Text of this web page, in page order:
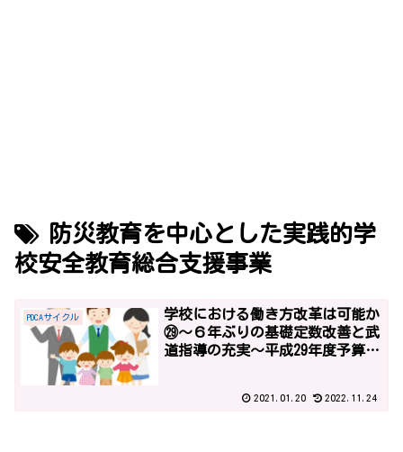
防災教育を中心とした実践的学
校安全教育総合支援事業
PDCAサイクル
学校における働き方改革は可能か
㉙～６年ぶりの基礎定数改善と武
道指導の充実～平成29年度予算2
2021.01.20 2022.11.24